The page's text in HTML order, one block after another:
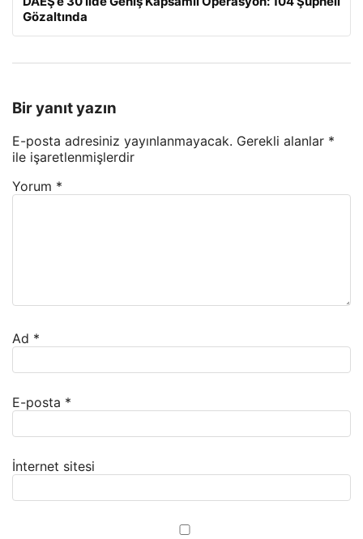
Gözaltında
Bir yanıt yazın
E-posta adresiniz yayınlanmayacak. Gerekli alanlar *
ile işaretlenmişlerdir
Yorum *
Ad *
E-posta *
İnternet sitesi